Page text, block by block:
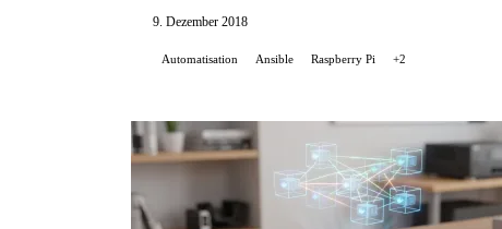
9. Dezember 2018
Automatisation Ansible Raspberry Pi +2